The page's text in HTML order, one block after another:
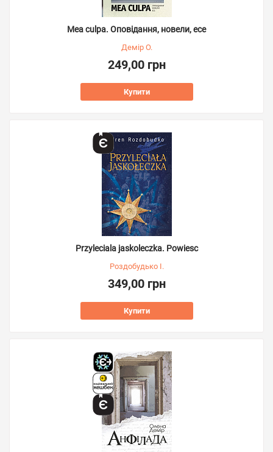
Mea culpa. Оповідання, новели, есе
Демір О.
249,00 грн
Купити
Przyleciala jaskoleczka. Powiesc
Роздобудько І.
349,00 грн
Купити